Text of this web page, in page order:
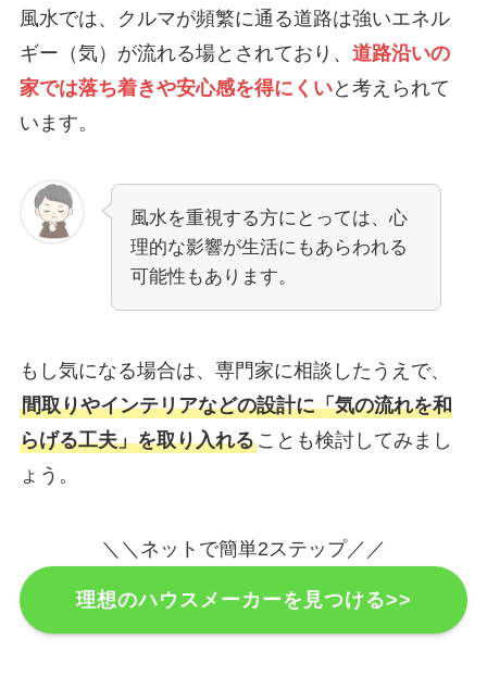
風水では、クルマが頻繁に通る道路は強いエネル
ギー（気）が流れる場とされており、 道路沿いの
家では落ち着きや安心感を得にくいと考えられて
います。
風水を重視する方にとっては、心
理的な影響が生活にもあらわれる
可能性もあります。
もし気になる場合は、専門家に相談したうえで、
間取りやインテリアなどの設計に「気の流れを和
らげる工夫」を取り入れることも検討してみまし
ょう。
＼＼ネットで簡単2ステップ／／
理想のハウスメーカーを見つける>>